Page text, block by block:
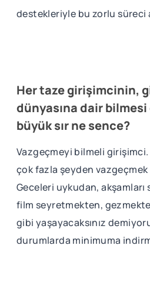
destekleriyle bu zorlu
Her taze girişimcinin,
dünyasına dair
büyük sır ne sence?
Vazgeçmeyi bilmeli
çok fazla şeyden
Geceleri uykudan,
film seyretmekten,
gibi yaşayacaksınız
durumlarda minimuma